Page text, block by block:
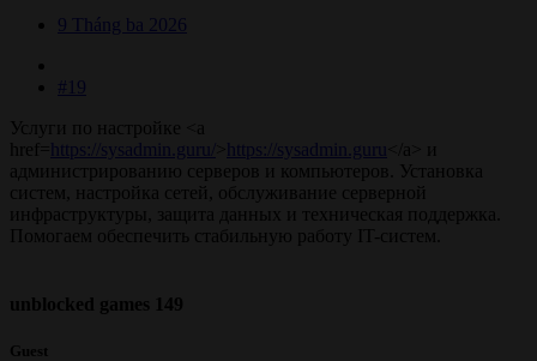
9 Tháng ba 2026
#19
Услуги по настройке <a
href=
https://sysadmin.guru/ https://sysadmin.guru
</a> и
администрированию серверов и компьютеров. Установка
систем, настройка сетей, обслуживание серверной
инфраструктуры, защита данных и техническая поддержка.
Помогаем обеспечить стабильную работу IT-систем.
unblocked games 149
Guest